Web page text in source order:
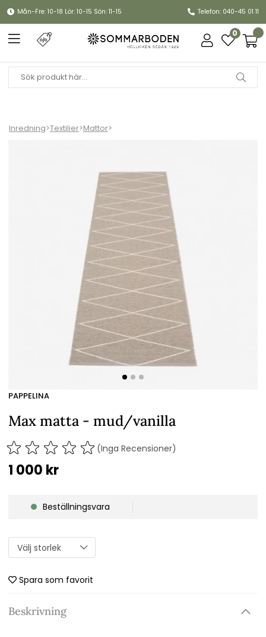
Mån-Fre: 10-18 Lör: 10-15 Sön: 11-15 Telefon: 040-45 01 11
0
Inredning>Textilier>Mattor>
PAPPELINA
Max matta - mud/vanilla
(Inga Recensioner)
1 000 kr
Beställningsvara
Spara som favorit
Beskrivning